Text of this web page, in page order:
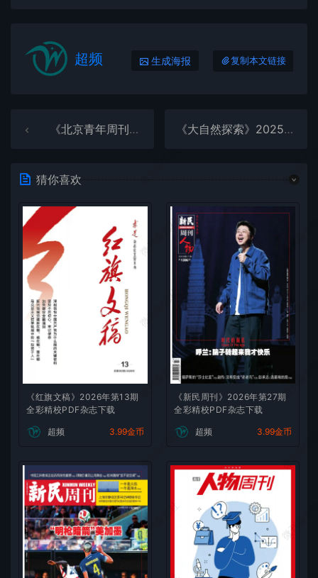
超频 生成海报 复制本文链接
《北京青年周刊》2025年第51期全彩精校PDF杂志下载 《大自然探索》2025年第12期全彩精校PDF杂志下载
猜你喜欢
《红旗文稿》2026年第13期
全彩精校PDF杂志下载
超频 3.99金币
《新民周刊》2026年第27期
全彩精校PDF杂志下载
超频 3.99金币
微刊
微刊杂志社
微刊杂志社
微刊杂
微刊杂志社
微刊杂
微刊杂志社
微刊杂
微刊杂志社
微刊杂